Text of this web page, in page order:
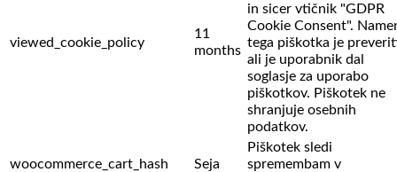
viewed_cookie_policy
11
months
in sicer vtičnik "GDPR
Cookie Consent".
tega piškotka je
ali je uporabnik dal
soglasje za uporabo
piškotkov. Piškotek ne
shranjuje osebnih
podatkov.
woocommerce_cart_hash Seja
Piškotek sledi
spremembam v